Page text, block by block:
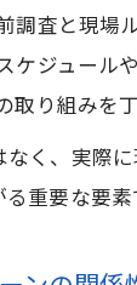
グリー
土地家
現場経
土地
調査と現場
ケジュール
取り組みを
く、実際
重要な要素